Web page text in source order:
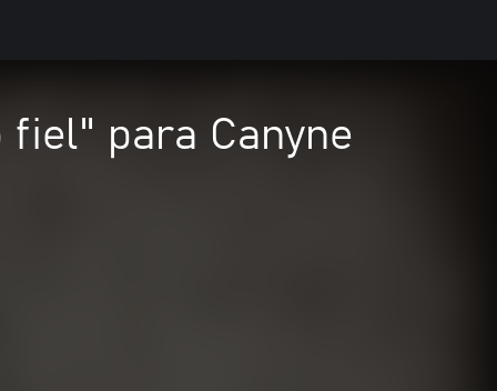
para Canyne